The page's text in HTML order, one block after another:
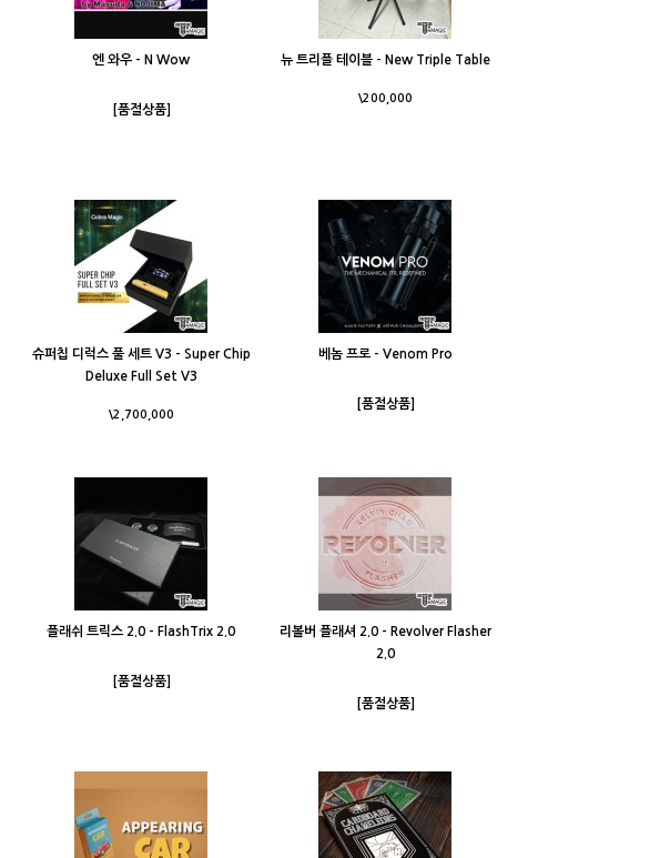
엔 와우 - N Wow
[품절상품]
뉴 트리플 테이블 - New Triple Table
\200,000
슈퍼칩 디럭스 풀 세트 V3 - Super Chip
Deluxe Full Set V3
\2,700,000
베놈 프로 - Venom Pro
[품절상품]
플래쉬 트릭스 2.0 - FlashTrix 2.0
[품절상품]
리볼버 플래셔 2.0 - Revolver Flasher
2.0
[품절상품]